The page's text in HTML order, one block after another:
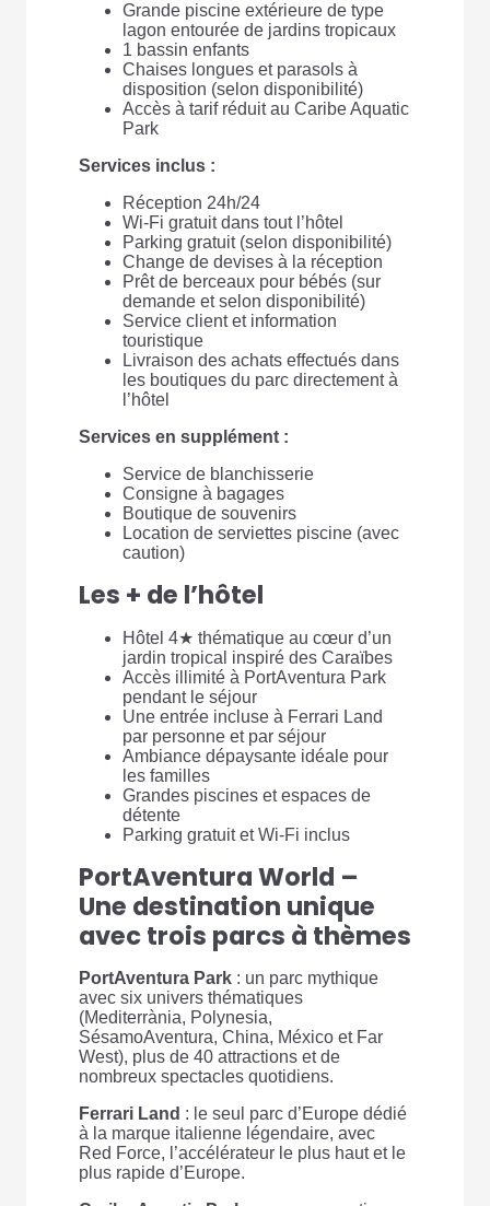
Grande piscine extérieure de type
lagon entourée de jardins tropicaux
1 bassin enfants
Chaises longues et parasols à
disposition (selon disponibilité)
Accès à tarif réduit au Caribe Aquatic
Park
Services inclus :
Réception 24h/24
Wi-Fi gratuit dans tout l’hôtel
Parking gratuit (selon disponibilité)
Change de devises à la réception
Prêt de berceaux pour bébés (sur
demande et selon disponibilité)
Service client et information
touristique
Livraison des achats effectués dans
les boutiques du parc directement à
l’hôtel
Services en supplément :
Service de blanchisserie
Consigne à bagages
Boutique de souvenirs
Location de serviettes piscine (avec
caution)
Les + de l’hôtel
Hôtel 4★ thématique au cœur d’un
jardin tropical inspiré des Caraïbes
Accès illimité à PortAventura Park
pendant le séjour
Une entrée incluse à Ferrari Land
par personne et par séjour
Ambiance dépaysante idéale pour
les familles
Grandes piscines et espaces de
détente
Parking gratuit et Wi-Fi inclus
PortAventura World –
Une destination unique
avec trois parcs à thèmes
PortAventura Park : un parc mythique
avec six univers thématiques
(Mediterrània, Polynesia,
SésamoAventura, China, México et Far
West), plus de 40 attractions et de
nombreux spectacles quotidiens.
Ferrari Land : le seul parc d’Europe dédié
à la marque italienne légendaire, avec
Red Force, l’accélérateur le plus haut et le
plus rapide d’Europe.